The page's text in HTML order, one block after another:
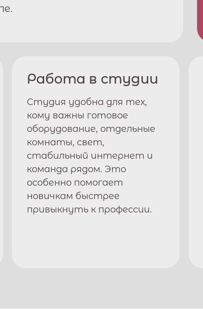
Работа в студии
Студия удобна для тех,
кому важны готовое
оборудование, отдельные
комнаты, свет,
стабильный интернет и
команда рядом. Это
особенно помогает
новичкам быстрее
привыкнуть к профессии.